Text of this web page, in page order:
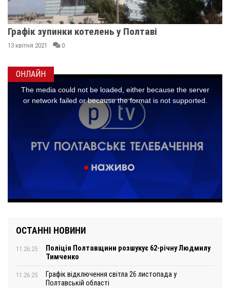
ОНЛАЙН
ОСТАННІ НОВИНИ
11.26.25
Поліція Полтавщини розшукує 62-річну Людмилу
Тимченко
11.26.25
Графік відключення світла 26 листопада у
Полтавській області
Графік зупинки котелень у Полтаві
13 квітня 2021 0